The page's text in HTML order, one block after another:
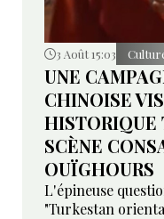
3 Août 15:03
UNE
CHINOISE
HISTORIQUE
SCÈNE
OUÏGHOURS
L'épineuse
"Turkestan